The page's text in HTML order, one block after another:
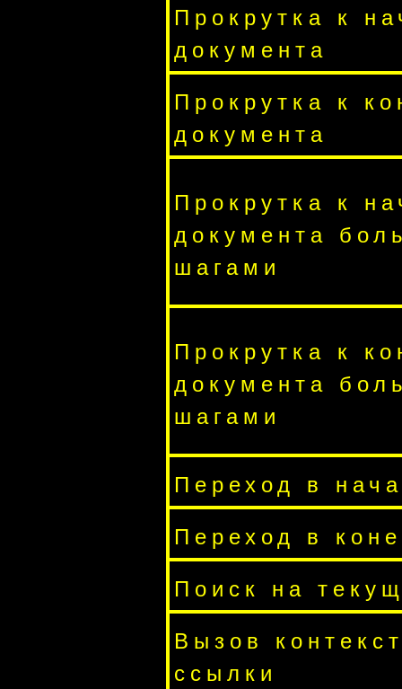
Прокрутка к
документа
Прокрутка к
документа
Прокрутка к
документа
шагами
Прокрутка к
документа
шагами
Переход в
Переход в
Поиск на
Вызов
ссылки